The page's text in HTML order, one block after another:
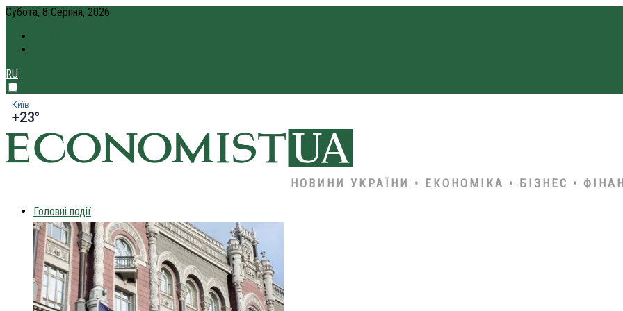
Субота, 8 Серпня, 2026
RU
Київ
+23°
НОВИНИ УКРАЇНИ • ЕКОНОМІКА • БІЗНЕС •
Головні події